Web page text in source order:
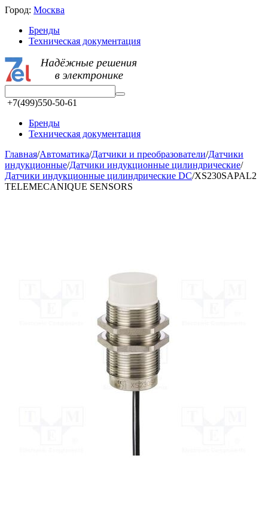
Город: Москва
Бренды
Техническая документация
+7(499)550-50-61
Бренды
Техническая документация
Главная/Автоматика/Датчики и преобразователи/Датчики
индукционные/Датчики индукционные цилиндрические/
Датчики индукционные цилиндрические DC/XS230SAPAL2
TELEMECANIQUE SENSORS